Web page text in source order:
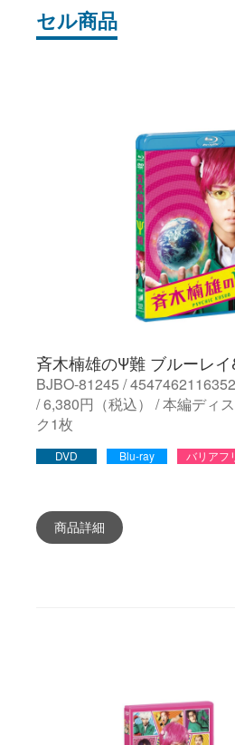
セル商品
斉木楠雄のΨ難 ブルーレイ
BJBO-81245 /
/ 6,380円（税込） / 本編ディ
ク1枚
DVD Blu-ray バリアフ
商品詳細